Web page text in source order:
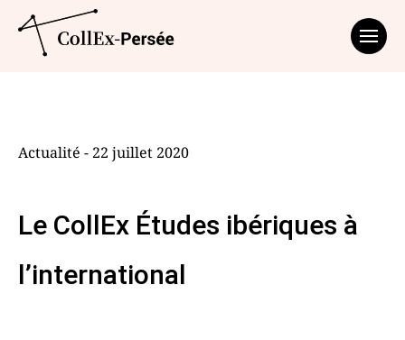
Actualité - 22 juillet 2020
Le CollEx Études ibériques à
l’international